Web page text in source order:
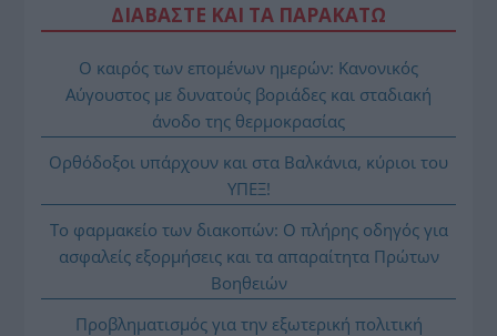
ΔΙΑΒΑΣΤΕ ΚΑΙ ΤΑ ΠΑΡΑΚΑΤΩ
Ο καιρός των επομένων ημερών: Κανονικός
Αύγουστος με δυνατούς βοριάδες και σταδιακή
άνοδο της θερμοκρασίας
Ορθόδοξοι υπάρχουν και στα Βαλκάνια, κύριοι του
ΥΠΕΞ!
Το φαρμακείο των διακοπών: Ο πλήρης οδηγός για
ασφαλείς εξορμήσεις και τα απαραίτητα Πρώτων
Βοηθειών
Προβληματισμός για την εξωτερική πολιτική